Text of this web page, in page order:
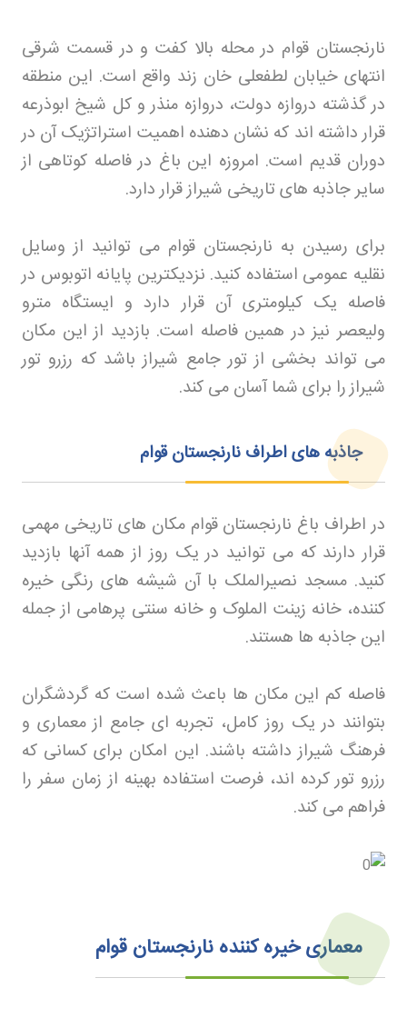
نارنجستان قوام در محله بالا کفت و در قسمت شرقی
انتهای خیابان لطفعلی خان زند واقع است. این منطقه
در گذشته دروازه دولت، دروازه منذر و کل شیخ ابوذرعه
قرار داشته اند که نشان دهنده اهمیت استراتژیک آن در
دوران قدیم است. امروزه این باغ در فاصله کوتاهی از
سایر جاذبه های تاریخی شیراز قرار دارد.
برای رسیدن به نارنجستان قوام می توانید از وسایل
نقلیه عمومی استفاده کنید. نزدیکترین پایانه اتوبوس در
فاصله یک کیلومتری آن قرار دارد و ایستگاه مترو
ولیعصر نیز در همین فاصله است. بازدید از این مکان
می تواند بخشی از تور جامع شیراز باشد که رزرو تور
شیرازرا برای شما آسان می کند.
جاذبه های اطراف نارنجستان قوام
در اطراف باغ نارنجستان قوام مکان های تاریخی مهمی
قرار دارند که می توانید در یک روز از همه آنها بازدید
کنید. مسجد نصیرالملک با آن شیشه های رنگی خیره
کننده، خانه زینت الملوک و خانه سنتی پرهامی از جمله
این جاذبه ها هستند.
فاصله کم این مکان ها باعث شده است که گردشگران
بتوانند در یک روز کامل، تجربه ای جامع از معماری و
فرهنگ شیراز داشته باشند. این امکان برای کسانی که
رزرو تورکرده اند، فرصت استفاده بهینه از زمان سفر را
فراهم می کند.
معماری خیره کننده نارنجستان قوام